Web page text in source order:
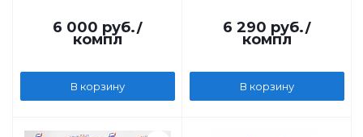
6 000 руб./
компл
В корзину
6 290 руб./
компл
В корзину